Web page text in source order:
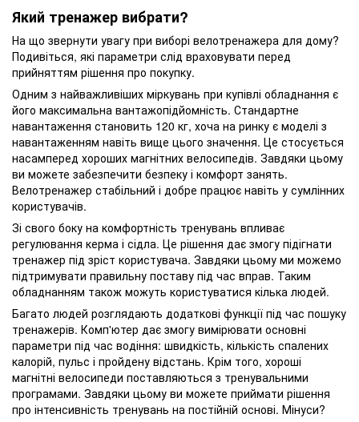
Який тренажер вибрати?
На що звернути увагу при виборі велотренажера для дому?
Подивіться, які параметри слід враховувати перед
прийняттям рішення про покупку.
Одним з найважливіших міркувань при купівлі обладнання є
його максимальна вантажопідйомність. Стандартне
навантаження становить 120 кг, хоча на ринку є моделі з
навантаженням навіть вище цього значення. Це стосується
насамперед хороших магнітних велосипедів. Завдяки цьому
ви можете забезпечити безпеку і комфорт занять.
Велотренажер стабільний і добре працює навіть у сумлінних
користувачів.
Зі свого боку на комфортність тренувань впливає
регулювання керма і сідла. Це рішення дає змогу підігнати
тренажер під зріст користувача. Завдяки цьому ми можемо
підтримувати правильну поставу під час вправ. Таким
обладнанням також можуть користуватися кілька людей.
Багато людей розглядають додаткові функції під час пошуку
тренажерів. Комп'ютер дає змогу вимірювати основні
параметри під час водіння: швидкість, кількість спалених
калорій, пульс і пройдену відстань. Крім того, хороші
магнітні велосипеди поставляються з тренувальними
програмами. Завдяки цьому ви можете приймати рішення
про інтенсивність тренувань на постійній основі. Мінуси?